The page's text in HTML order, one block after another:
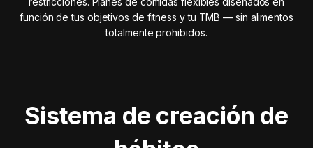
función de tus objetivos de fitness y tu TMB — sin alimentos
totalmente prohibidos.
Sistema de creación de